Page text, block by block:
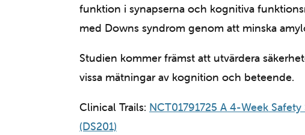
funktion i synapserna och kognitiva
med Downs syndrom genom att minska
Studien kommer främst att utvärdera
vissa mätningar av kognition och beteende.
Clinical Trails: NCT01791725 A 4-Week
(DS201)